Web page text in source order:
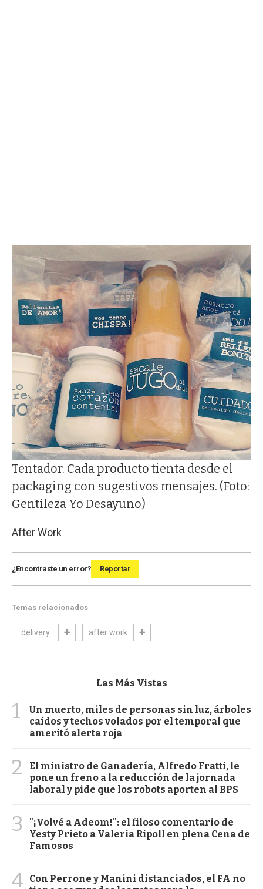
Tentador. Cada producto tienta desde el
packaging con sugestivos mensajes. (Foto:
Gentileza Yo Desayuno)
After Work
¿Encontraste un error? Reportar
Temas relacionados
delivery after work
Las Más Vistas
1
Un muerto, miles de personas sin luz, árboles
caídos y techos volados por el temporal que
ameritó alerta roja
2
El ministro de Ganadería, Alfredo Fratti, le
pone un freno a la reducción de la jornada
laboral y pide que los robots aporten al BPS
3
"¡Volvé a Adeom!": el filoso comentario de
Yesty Prieto a Valeria Ripoll en plena Cena de
Famosos
4 Con Perrone y Manini distanciados, el FA no